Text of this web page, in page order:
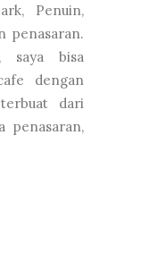
Penuin,
penasaran.
saya bisa
dengan
dari
penasaran,